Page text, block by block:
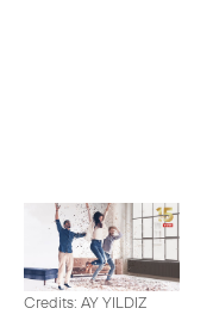
Credits: AY YILDIZ